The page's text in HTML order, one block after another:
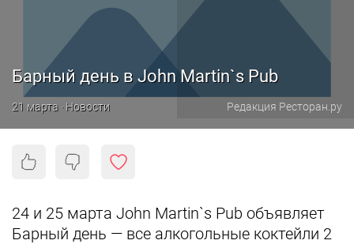
Барный день в John Martin`s Pub
21 марта · Новости Редакция Ресторан.ру
24 и 25 марта John Martin`s Pub объявляет
Барный день — все алкогольные коктейли 2